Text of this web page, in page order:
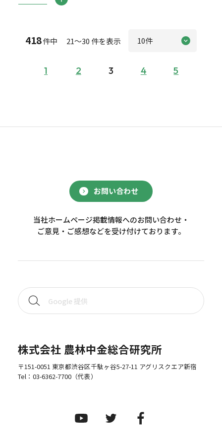
418件中 21～30 件を表示
1 2 3 4 5
お問い合わせ
当社ホームページ掲載情報へのお問い合わせ・
ご意見・ご感想などを受け付けております。
株式会社 農林中金総合研究所
〒151-0051 東京都渋谷区千駄ヶ谷5-27-11 アグリスクエア新宿
Tel： 03-6362-7700（代表）